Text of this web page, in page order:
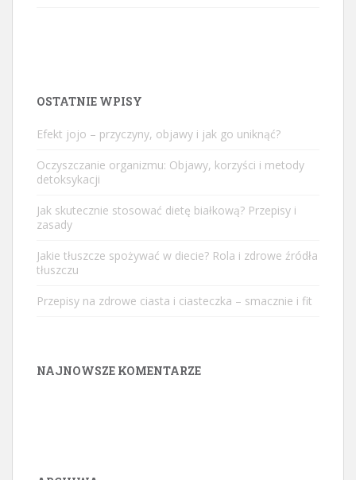
OSTATNIE WPISY
Efekt jojo – przyczyny, objawy i jak go uniknąć?
Oczyszczanie organizmu: Objawy, korzyści i metody
detoksykacji
Jak skutecznie stosować dietę białkową? Przepisy i
zasady
Jakie tłuszcze spożywać w diecie? Rola i zdrowe źródła
tłuszczu
Przepisy na zdrowe ciasta i ciasteczka – smacznie i fit
NAJNOWSZE KOMENTARZE